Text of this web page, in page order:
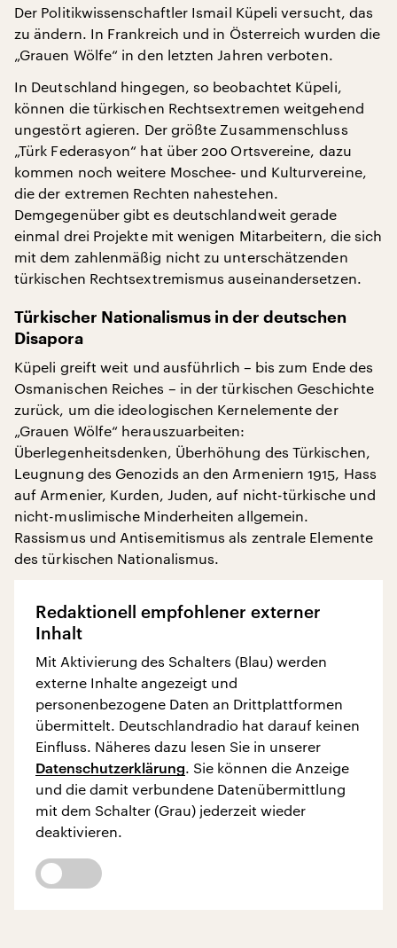
Der Politikwissenschaftler Ismail Küpeli versucht, das
zu ändern. In Frankreich und in Österreich wurden die
„Grauen Wölfe“ in den letzten Jahren verboten.
In Deutschland hingegen, so beobachtet Küpeli,
können die türkischen Rechtsextremen weitgehend
ungestört agieren. Der größte Zusammenschluss
„Türk Federasyon“ hat über 200 Ortsvereine, dazu
kommen noch weitere Moschee- und Kulturvereine,
die der extremen Rechten nahestehen.
Demgegenüber gibt es deutschlandweit gerade
einmal drei Projekte mit wenigen Mitarbeitern, die sich
mit dem zahlenmäßig nicht zu unterschätzenden
türkischen Rechtsextremismus auseinandersetzen.
Türkischer Nationalismus in der deutschen
Disapora
Küpeli greift weit und ausführlich – bis zum Ende des
Osmanischen Reiches – in der türkischen Geschichte
zurück, um die ideologischen Kernelemente der
„Grauen Wölfe“ herauszuarbeiten:
Überlegenheitsdenken, Überhöhung des Türkischen,
Leugnung des Genozids an den Armeniern 1915, Hass
auf Armenier, Kurden, Juden, auf nicht-türkische und
nicht-muslimische Minderheiten allgemein.
Rassismus und Antisemitismus als zentrale Elemente
des türkischen Nationalismus.
Redaktionell empfohlener externer
Inhalt
Mit Aktivierung des Schalters (Blau) werden
externe Inhalte angezeigt und
personenbezogene Daten an Drittplattformen
übermittelt. Deutschlandradio hat darauf keinen
Einfluss. Näheres dazu lesen Sie in unserer
Datenschutzerklärung. Sie können die Anzeige
und die damit verbundene Datenübermittlung
mit dem Schalter (Grau) jederzeit wieder
deaktivieren.